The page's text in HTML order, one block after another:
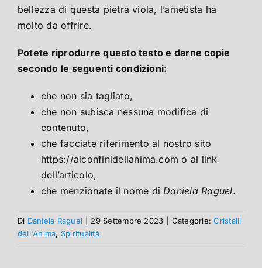
bellezza di questa pietra viola, l’ametista ha
molto da offrire.
Potete riprodurre questo testo e darne copie
secondo le seguenti condizioni:
che non sia tagliato,
che non subisca nessuna modifica di
contenuto,
che facciate riferimento al nostro sito
https://aiconfinidellanima.com o al link
dell’articolo,
che menzionate il nome di Daniela Raguel.
Di Daniela Raguel 29 Settembre 2023 Categorie:Cristalli
dell'Anima, Spiritualità